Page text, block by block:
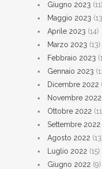
Giugno 2023 (11)
Maggio 2023
Aprile 2023 (14)
Marzo 2023 (13)
Febbraio 2023
Gennaio 2023
Dicembre 2022
Novembre 2022
Ottobre 2022
Settembre 2022
Agosto 2022
Luglio 2022 (15)
Giugno 2022 (9)